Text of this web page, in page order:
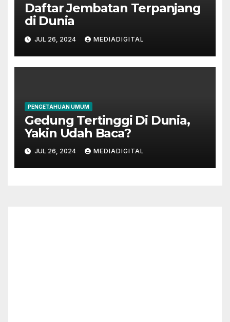
Daftar Jembatan Terpanjang
di Dunia
JUL 26, 2024 MEDIADIGITAL
PENGETAHUAN UMUM
Gedung Tertinggi Di Dunia,
Yakin Udah Baca?
JUL 26, 2024 MEDIADIGITAL